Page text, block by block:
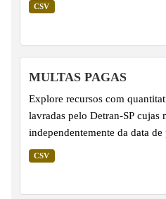
CSV
MULTAS PAGAS
Explore recursos com
lavradas pelo Detran-SP cujas
independentemente da data de
CSV